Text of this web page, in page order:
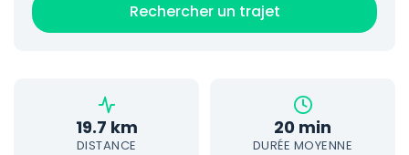
Rechercher un trajet
19.7 km
DISTANCE
20 min
DURÉE MOYENNE